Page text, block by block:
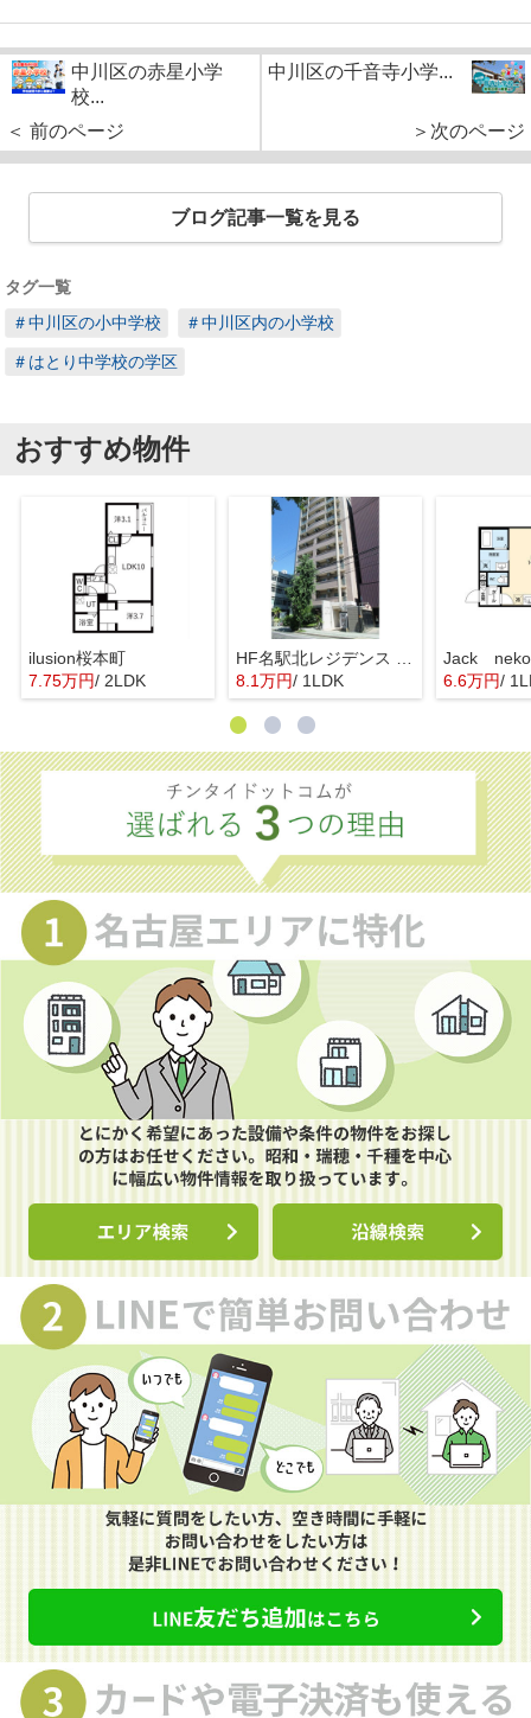
中川区の赤星小学
校...
＜ 前のページ
中川区の千音寺小学...
＞次のページ
ブログ記事一覧を見る
タグ一覧
＃中川区の小中学校
＃中川区内の小学校
＃はとり中学校の学区
おすすめ物件
ilusion桜本町
7.75万円/ 2LDK
8.1万円/ 1LDK 6.6万円/